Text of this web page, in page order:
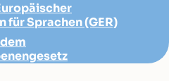
für Sprachen (GER)